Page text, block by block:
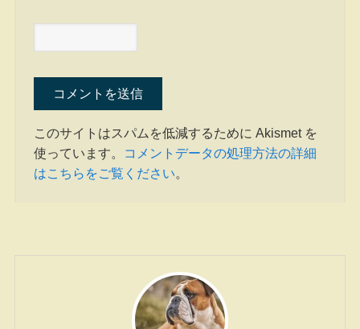
このサイトはスパムを低減するために Akismet を
使っています。
コメントデータの処理方法の詳細
はこちらをご覧ください。